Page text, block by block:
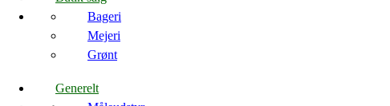
Bageri
Mejeri
Grønt
Generelt